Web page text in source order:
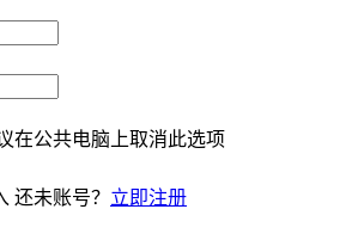
在公共电脑上取消此选项
还未账号？ 立即注册